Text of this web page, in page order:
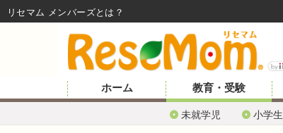
ホーム 教育・受験
未就学児 小学生
リセマム メンバーズ